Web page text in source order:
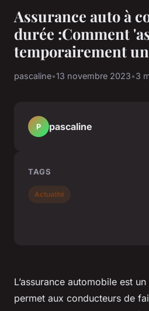
Assurance auto à
durée :Comment
temporairement
pascaline•13 novembre 2023•3
L’assurance automobile est
permet aux conducteurs de
P pascaline
TAGS
Actualité